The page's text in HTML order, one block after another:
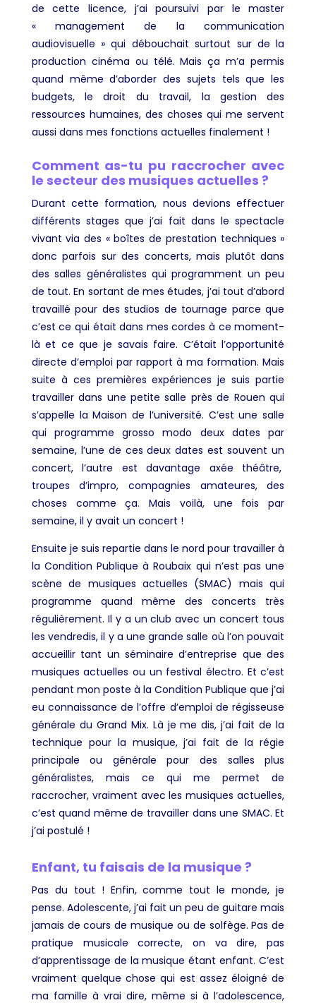
de cette licence, j’ai poursuivi par le master
« management de la communication
audiovisuelle » qui débouchait surtout sur de la
production cinéma ou télé. Mais ça m’a permis
quand même d’aborder des sujets tels que les
budgets, le droit du travail, la gestion des
ressources humaines, des choses qui me servent
aussi dans mes fonctions actuelles finalement !
Comment as-tu pu raccrocher avec
le secteur des musiques actuelles ?
Durant cette formation, nous devions effectuer
différents stages que j’ai fait dans le spectacle
vivant via des « boîtes de prestation techniques »
donc parfois sur des concerts, mais plutôt dans
des salles généralistes qui programment un peu
de tout. En sortant de mes études, j’ai tout d’abord
travaillé pour des studios de tournage parce que
c’est ce qui était dans mes cordes à ce moment-
là et ce que je savais faire. C’était l’opportunité
directe d’emploi par rapport à ma formation. Mais
suite à ces premières expériences je suis partie
travailler dans une petite salle près de Rouen qui
s’appelle la Maison de l’université. C’est une salle
qui programme grosso modo deux dates par
semaine, l’une de ces deux dates est souvent un
concert, l’autre est davantage axée théâtre,
troupes d’impro, compagnies amateures, des
choses comme ça. Mais voilà, une fois par
semaine, il y avait un concert !
Ensuite je suis repartie dans le nord pour travailler à
la Condition Publique à Roubaix qui n’est pas une
scène de musiques actuelles (SMAC) mais qui
programme quand même des concerts très
régulièrement. Il y a un club avec un concert tous
les vendredis, il y a une grande salle où l’on pouvait
accueillir tant un séminaire d’entreprise que des
musiques actuelles ou un festival électro. Et c’est
pendant mon poste à la Condition Publique que j’ai
eu connaissance de l’offre d’emploi de régisseuse
générale du Grand Mix. Là je me dis, j’ai fait de la
technique pour la musique, j’ai fait de la régie
principale ou générale pour des salles plus
généralistes, mais ce qui me permet de
raccrocher, vraiment avec les musiques actuelles,
c’est quand même de travailler dans une SMAC. Et
j’ai postulé !
Enfant, tu faisais de la musique ?
Pas du tout ! Enfin, comme tout le monde, je
pense. Adolescente, j’ai fait un peu de guitare mais
jamais de cours de musique ou de solfège. Pas de
pratique musicale correcte, on va dire, pas
d’apprentissage de la musique étant enfant. C’est
vraiment quelque chose qui est assez éloigné de
ma famille à vrai dire, même si à l’adolescence,